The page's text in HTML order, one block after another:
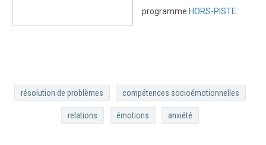
programme HORS-PISTE
résolution de problèmes compétences socioémotionnelles
relations émotions anxiété